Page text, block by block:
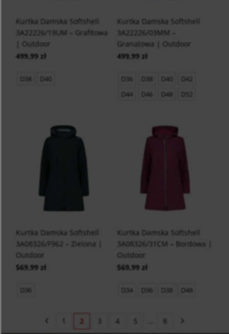
Kurtka Damska Softshell
3A22226/19UM – Grafitowa
| Outdoor
499,99 zł
D38 D40
Kurtka Damska Softshell
3A22226/03MM –
Granatowa | Outdoor
499,99 zł
D36 D38 D40
D42
D44
D46 D48 D52
Kurtka Damska Softshell
3A08326/F962 – Zielona |
Outdoor
569,99 zł
D36
Kurtka Damska Softshell
3A08326/31CM – Bordowa |
Outdoor
569,99 zł
D34 D36 D38 D48
1 2 3 4 5 8